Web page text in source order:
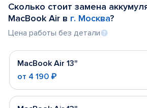
Сколько стоит замена
MacBook Air в г. Москва?
Цена работы без детали
MacBook Air 13"
от 4 190 ₽